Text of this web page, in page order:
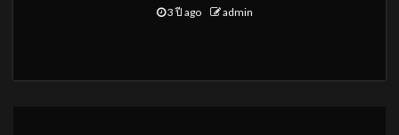
3 ปี ago admin